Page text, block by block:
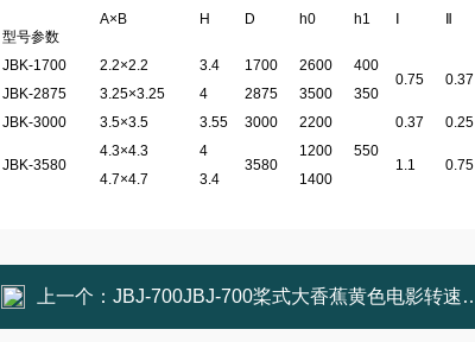
型号参数
A×B H D h0 h1
JBK-1700 2.2×2.2 3.4 1700 2600
400
0.75
0.37
JBK-2875
3.25×3.25 4 2875 3500 350
JBK-3000
3.5×3.5 3.55 3000
2200
550
0.37 0.25
JBK-3580
4.3×4.3
4
3580
1200
1.1
0.75
4.7×4.7
3.4 1400
上一个： JBJ-700JBJ-700桨式大香蕉黄色电影转速是多少